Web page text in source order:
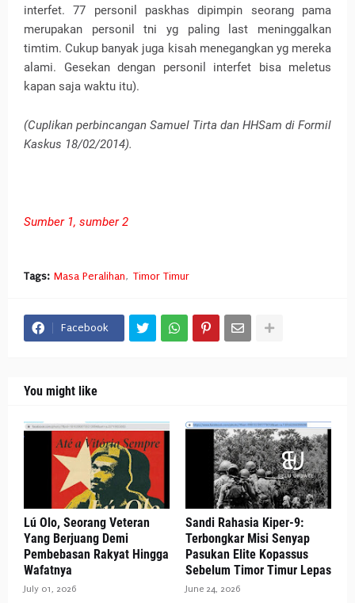
interfet. 77 personil paskhas dipimpin seorang pama
merupakan personil tni yg paling last meninggalkan
timtim. Cukup banyak juga kisah menegangkan yg mereka
alami. Gesekan dengan personil interfet bisa meletus
kapan saja waktu itu).
(Cuplikan perbincangan Samuel Tirta dan HHSam di Formil
Kaskus 18/02/2014).
Sumber 1, sumber 2
Tags: Masa Peralihan Timor Timur
Facebook
You might like
Lú Olo, Seorang Veteran
Yang Berjuang Demi
Pembebasan Rakyat Hingga
Wafatnya
July 01, 2026
Sandi Rahasia Kiper-9:
Terbongkar Misi Senyap
Pasukan Elite Kopassus
Sebelum Timor Timur Lepas
June 24, 2026